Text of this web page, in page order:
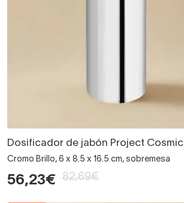
Dosificador de jabón Project Cosmic
Cromo Brillo, 6 x 8.5 x 16.5 cm, sobremesa
56,23€ 82,69€